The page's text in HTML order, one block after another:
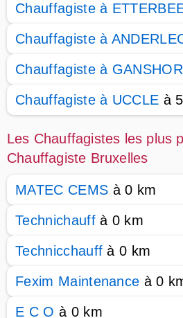
Chauffagiste à
Chauffagiste à
Chauffagiste à
Chauffagiste à UCCLE à
Les Chauffagistes les plus
Chauffagiste Bruxelles
MATEC CEMS à 0 km
Technichauffà 0 km
Technicchauff à 0 km
Fexim Maintenance à 0
E C O à 0 km